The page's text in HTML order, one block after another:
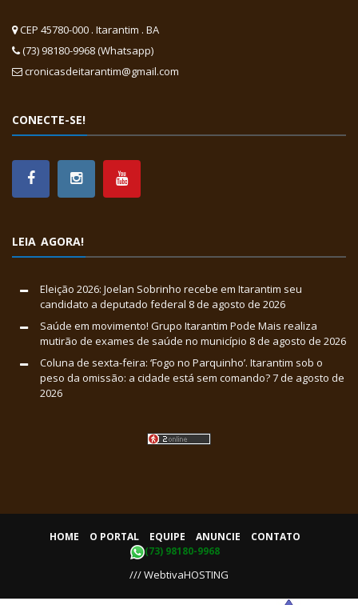
CEP 45780-000 . Itarantim . BA
(73) 98180-9968 (Whatsapp)
cronicasdeitarantim@gmail.com
CONECTE-SE!
LEIA AGORA!
Eleição 2026: Joelan Sobrinho recebe em Itarantim seu
candidato a deputado federal 8 de agosto de 2026
Saúde em movimento! Grupo Itarantim Pode Mais realiza
mutirão de exames de saúde no município 8 de agosto de 2026
Coluna de sexta-feira: ‘Fogo no Parquinho’. Itarantim sob o
peso da omissão: a cidade está sem comando?7 de agosto de
2026
HOME O PORTAL EQUIPE ANUNCIE
CONTATO
(73) 98180-9968
/// WebtivaHOSTING